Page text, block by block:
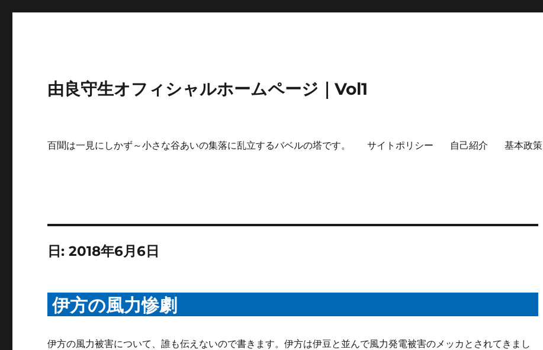
由良守生オフィシャルホームページ｜Vol1
百聞は一見にしかず～小さな谷あいの集落に乱立するバベルの塔です。 サイトポリシー 自己紹介 基本政策
日:2018年6月6日
伊方の風力惨劇
伊方の風力被害について、誰も伝えないので書きます。伊方は伊豆と並んで風力発電被害のメッカとされてきまし